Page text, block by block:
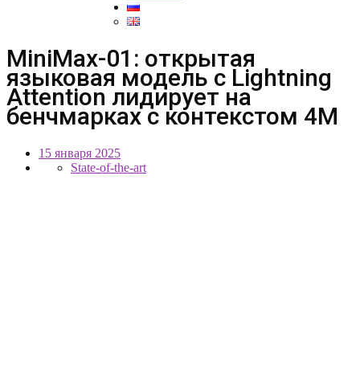
MiniMax-01: открытая
языковая модель с Lightning
Attention лидирует на
бенчмарках с контекстом 4M
15 января 2025
State-of-the-art